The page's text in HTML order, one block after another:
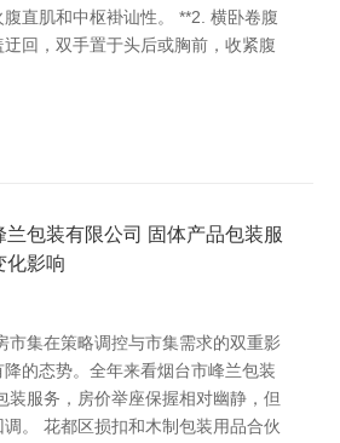
直肌和中枢褂讪性。 **2. 横卧卷腹
回，双手置于头后或胸前，收紧腹
兰包装有限公司 固体产品包装服
化影响
市集在策略调控与市集需求的双重影
的态势。全年来看烟台市峰兰包装
装服务，房价举座保握相对幽静，但
。 花都区损扣和木制包装用品合伙